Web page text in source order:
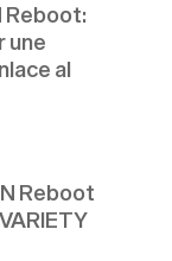
une
al
Reboot